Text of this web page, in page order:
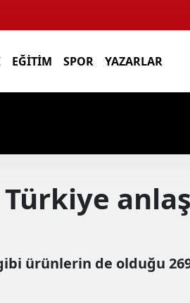
EĞITIM SPOR YAZARLAR
ürünlerin de olduğu